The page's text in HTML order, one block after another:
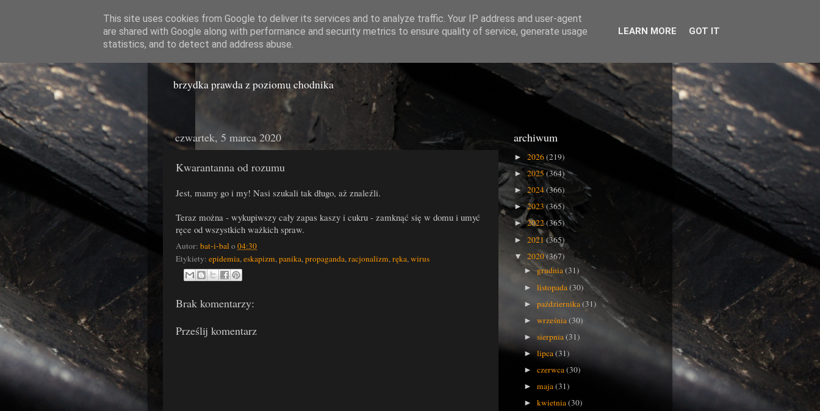
Miasto Gówna
brzydka prawda z poziomu chodnika
czwartek, 5 marca 2020
Kwarantanna od rozumu
Jest, mamy go i my! Nasi szukali tak długo, aż znaleźli.
Teraz można - wykupiwszy cały zapas kaszy i cukru - zamknąć się w domu i umyć
ręce od wszystkich ważkich spraw.
Autor: bat-i-bal o04:30
Etykiety: epidemia, eskapizm, panika, propaganda, racjonalizm, ręka, wirus
Brak komentarzy:
Prześlij komentarz
archiwum
► 2026(219)
►2025(364)
► 2024(366)
►2023(365)
►2022(365)
► 2021(365)
▼ 2020(367)
► grudnia(31)
►listopada(30)
►października(31)
►września(30)
►sierpnia(31)
►lipca(31)
►czerwca(30)
►maja(31)
►kwietnia(30)
This site uses cookies from Google to deliver its services and to analyze traffic. Your IP address and user-agent
are shared with Google along with performance and security metrics to ensure quality of service, generate usage
statistics, and to detect and address abuse.
LEARN MORE GOT IT